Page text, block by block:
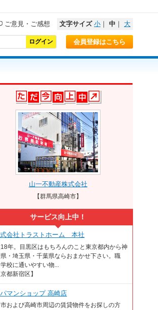
ご意見・ご感想 文字サイズ 小 ｜ 中 ｜ 大
会員登録はこちら
山一不動産株式会社
【群馬県高崎市】
サービス向上中！
会社トラストホーム 本社
年。目黒区はもちろんのこと東京都内から神
・埼玉県・千葉県ならおまかせ下さい。職
校に通いやすい物...
京都新宿区】
マンショップ 高崎店
および高崎市周辺の賃貸物件をお探しの方